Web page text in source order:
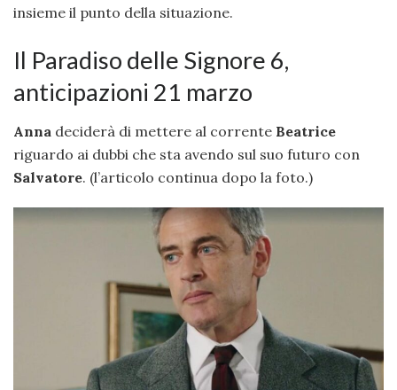
insieme il punto della situazione.
Il Paradiso delle Signore 6,
anticipazioni 21 marzo
Anna deciderà di mettere al corrente Beatrice
riguardo ai dubbi che sta avendo sul suo futuro con
Salvatore. (l’articolo continua dopo la foto.)